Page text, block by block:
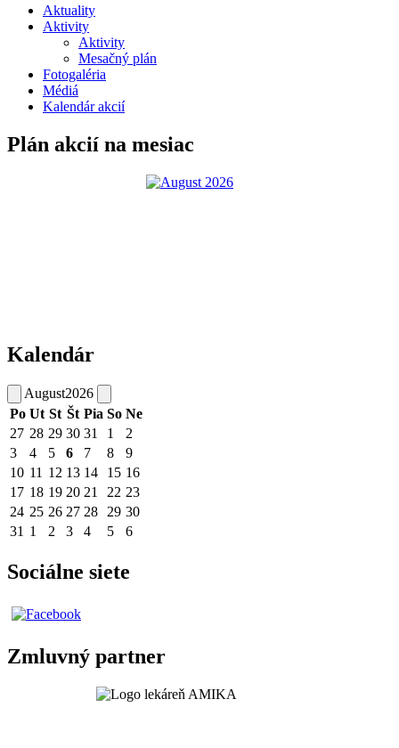
Aktuality
Aktivity
Aktivity
Mesačný plán
Fotogaléria
Médiá
Kalendár akcií
Plán akcií na mesiac
Kalendár
August2026
Po Ut St Št Pia So Ne
27 28 29 30 31 1
2
3
4 5 6 7 8
9
10 11 12 13 14 15 16
17 18 19 20 21 22 23
24 25 26 27 28 29 30
31 1 2 3 4 5 6
Sociálne siete
Zmluvný partner